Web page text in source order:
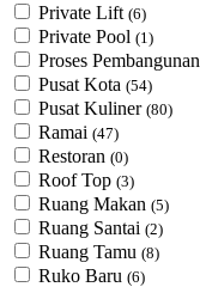
Private Lift (6)
Private Pool (1)
Proses Pembangunan
Pusat Kota (54)
Pusat Kuliner (80)
Ramai (47)
Restoran (0)
Roof Top (3)
Ruang Makan (5)
Ruang Santai (2)
Ruang Tamu (8)
Ruko Baru (6)